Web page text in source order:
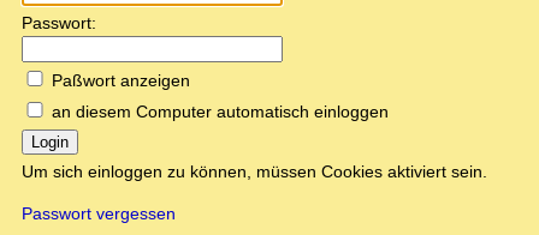
Passwort:
Paßwort anzeigen
an diesem Computer automatisch einloggen
Login
Um sich einloggen zu können, müssen Cookies aktiviert sein.
Passwort vergessen